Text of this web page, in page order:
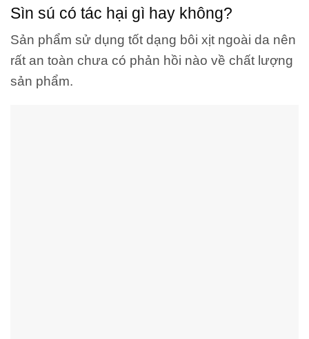
Sìn sú có tác hại gì hay không?
Sản phẩm sử dụng tốt dạng bôi xịt ngoài da nên
rất an toàn chưa có phản hồi nào về chất lượng
sản phẩm.